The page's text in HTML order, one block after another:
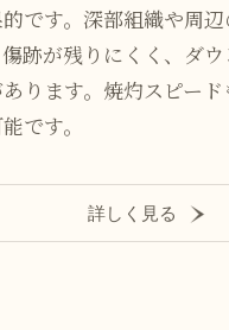
です。深部組織や周
跡が残りにくく、ダ
ります。焼灼スピー
です。
詳しく見る